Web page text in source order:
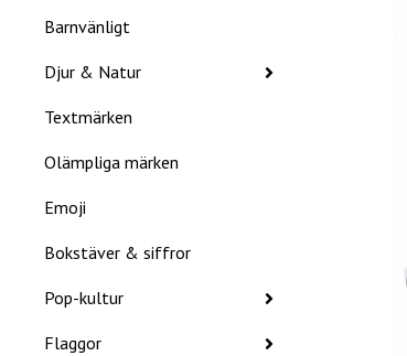
Barnvänligt
Djur & Natur
Textmärken
Olämpliga märken
Emoji
Bokstäver & siffror
Pop-kultur
Flaggor